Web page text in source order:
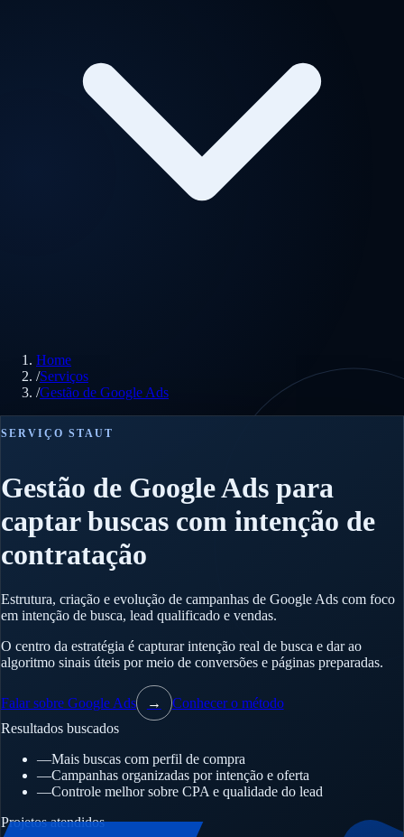
Home
/Serviços
/Gestão de Google Ads
SERVIÇO STAUT
Gestão de Google Ads para
captar buscas com intenção de
contratação
Estrutura, criação e evolução de campanhas de Google Ads com foco
em intenção de busca, lead qualificado e vendas.
O centro da estratégia é capturar intenção real de busca e dar ao
algoritmo sinais úteis por meio de conversões e páginas preparadas.
Falar sobre Google Ads →
Conhecer o método
Resultados buscados
—Mais buscas com perfil de compra
—Campanhas organizadas por intenção e oferta
—Controle melhor sobre CPA e qualidade do lead
Projetos atendidos